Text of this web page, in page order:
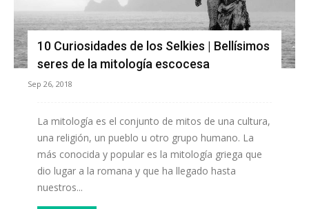
10 Curiosidades de los Selkies | Bellísimos
seres de la mitología escocesa
Sep 26, 2018
La mitología es el conjunto de mitos de una cultura,
una religión, un pueblo u otro grupo humano. La
más conocida y popular es la mitología griega que
dio lugar a la romana y que ha llegado hasta
nuestros...